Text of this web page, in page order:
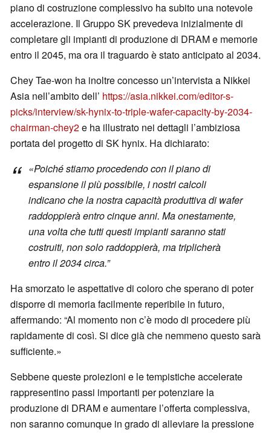
piano di costruzione complessivo ha subito una notevole
accelerazione. Il Gruppo SK prevedeva inizialmente di
completare gli impianti di produzione di DRAM e memorie
entro il 2045, ma ora il traguardo è stato anticipato al 2034.
Chey Tae-won ha inoltre concesso un’intervista a Nikkei
Asia nell’ambito dell’ https://asia.nikkei.com/editor-s-
picks/interview/sk-hynix-to-triple-wafer-capacity-by-2034-
chairman-chey2e ha illustrato nei dettagli l’ambiziosa
portata del progetto di SK hynix. Ha dichiarato:
«Poiché stiamo procedendo con il piano di
espansione il più possibile, i nostri calcoli
indicano che la nostra capacità produttiva di wafer
raddoppierà entro cinque anni. Ma onestamente,
una volta che tutti questi impianti saranno stati
costruiti, non solo raddoppierà, ma triplicherà
entro il 2034 circa.”
Ha smorzato le aspettative di coloro che sperano di poter
disporre di memoria facilmente reperibile in futuro,
affermando: “Al momento non c’è modo di procedere più
rapidamente di così. Si dice già che nemmeno questo sarà
sufficiente.»
Sebbene queste proiezioni e le tempistiche accelerate
rappresentino passi importanti per potenziare la
produzione di DRAM e aumentare l’offerta complessiva,
non saranno comunque in grado di alleviare la pressione